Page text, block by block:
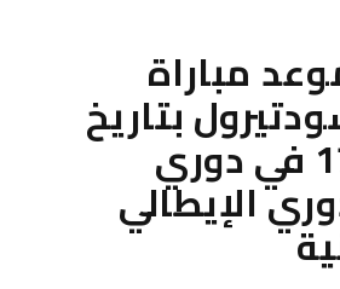
مباراة
بتاريخ
2026-01-17 في دوري
الإيطالي